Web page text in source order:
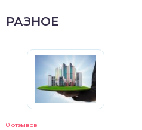
РАЗНОЕ
0 отзывов